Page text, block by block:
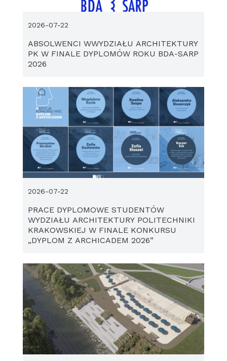
ABSOLWENCI WWYDZIAŁU ARCHITEKTURY
PK W FINALE DYPLOMÓW ROKU BDA-SARP
2026
2026-07-22
PRACE DYPLOMOWE STUDENTÓW
WYDZIAŁU ARCHITEKTURY POLITECHNIKI
KRAKOWSKIEJ W FINALE KONKURSU
„DYPLOM Z ARCHICADEM 2026”
2026-07-22